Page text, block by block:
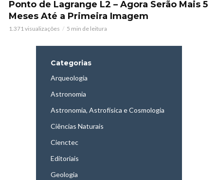
Ponto de Lagrange L2 – Agora Serão Mais 5
Meses Até a Primeira Imagem
1.371 visualizações 5 min de leitura
Categorias
Arqueologia
Astronomia
Astronomia, Astrofísica e Cosmologia
Ciências Naturais
Cienctec
Editoriais
Geologia